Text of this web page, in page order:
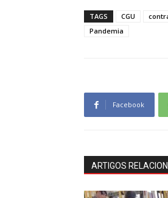
TAGS CGU
Pandemia
Facebook
ARTIGOS